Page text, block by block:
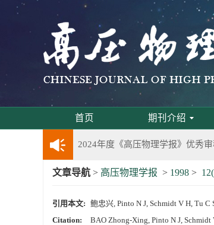
首页 期刊介绍
通知
《高压物理学报》第三届青年编
第五届高压科学卓越青年学者评选通知
2024年度《高压物理学报》优秀
2024年上海光源同步辐射大压机实
《高压物理学报》将于2025年1月
文章导航 > 高压物理学报 > 1998 >
引用本文: 鲍忠兴, Pinto N J, Schmidt V H, Tu
Citation:
BAO Zhong-Xing, Pinto N J, Schmidt